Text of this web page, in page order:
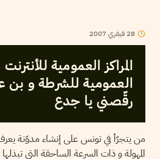
28 فيفري2007
المراكز العمومية للأنترنت
العمومية للشرطة و بن
رقّصني يا جدع
من يتجرّأ في تونس على إنشاء مدوّنة
المهولة و ذات السرعة الساحقة التي